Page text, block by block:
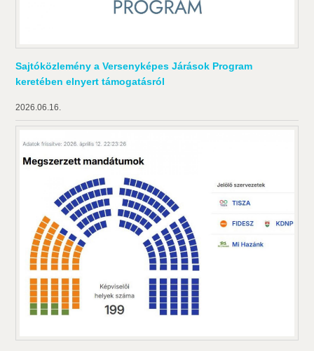
Sajtóközlemény a Versenyképes Járások Program
keretében elnyert támogatásról
2026.06.16.